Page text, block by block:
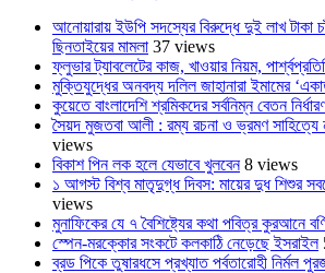
আনোয়ারায় ইউপি সদস্যের বিরুদ্ধে দুই লাখ টাকা
ছিনতাইয়ের মামলা 37 views
ফ্লুভার ট্যাবলেটের কাজ, খাওয়ার নিয়ম,
মুক্তিযুদ্ধের অনবদ্য দলিল জাহানারা ইমামের
কুয়েতে বাংলাদেশি শ্রমিকদের সর্বনিম্ন বেতন
সৈয়দ মুজতবা আলী : রম্য রচনা ও ভ্রমণ সাহিত্যে
views
বিকাশ পিন লক হলে যেভাবে খুলবেন 8 views
১ আগস্ট বিশ্ব মাতৃদুগ্ধ দিবস: মায়ের দুধ শিশুর
views
মুনাফিকের যে ৭ বৈশিষ্ট্যের কথা পবিত্র কুরআনে
স্পেন-মরক্কোর সংকটে কলকাঠি নেড়েছে ইসরাইল
ব্রড পিকে তুষারধসে প্রখ্যাত পর্বতারোহী নির্মল